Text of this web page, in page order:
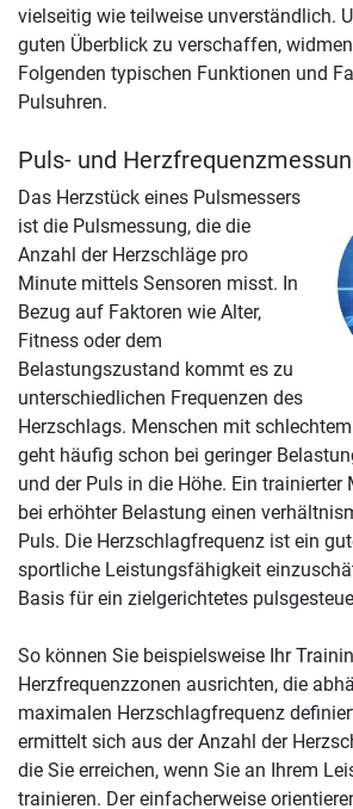
vielseitig wie teilweise unverständlich.
guten Überblick zu verschaffen,
Folgenden typischen Funktionen und
Pulsuhren.
Puls- und
Das Herzstück eines Pulsmessers
ist die Pulsmessung, die die
Anzahl der Herzschläge pro
Minute mittels Sensoren misst. In
Bezug auf Faktoren wie Alter,
Fitness oder dem
Belastungszustand kommt es zu
unterschiedlichen Frequenzen des
Herzschlags. Menschen mit
geht häufig schon bei geringer
und der Puls in die Höhe. Ein trainierter
bei erhöhter Belastung einen
Puls. Die Herzschlagfrequenz ist ein
sportliche Leistungsfähigkeit
Basis für ein zielgerichtetes
So können Sie beispielsweise Ihr
Herzfrequenzzonen ausrichten, die
maximalen Herzschlagfrequenz
ermittelt sich aus der Anzahl der
die Sie erreichen, wenn Sie an Ihrem
trainieren. Der einfacherweise